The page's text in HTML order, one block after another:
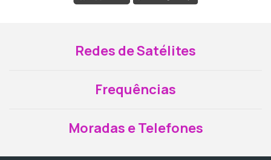
Redes de Satélites
Frequências
Moradas e Telefones